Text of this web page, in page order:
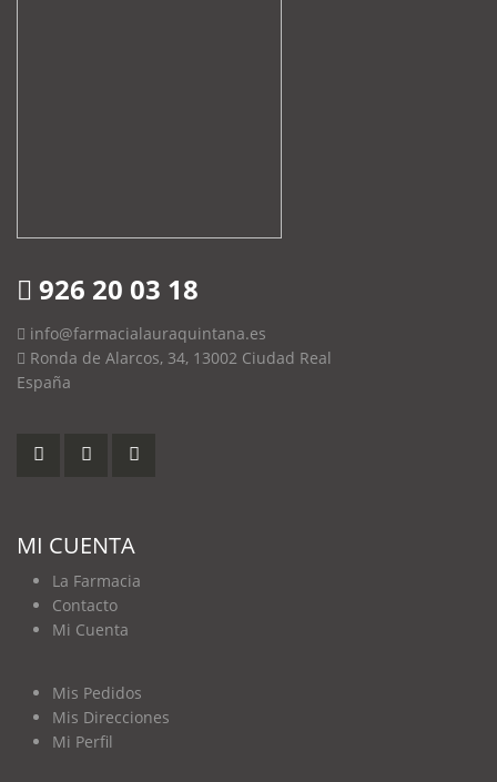
926 20 03 18
info@farmacialauraquintana.es
Ronda de Alarcos, 34, 13002 Ciudad Real
España
MI CUENTA
La Farmacia
Contacto
Mi Cuenta
Mis Pedidos
Mis Direcciones
Mi Perfil